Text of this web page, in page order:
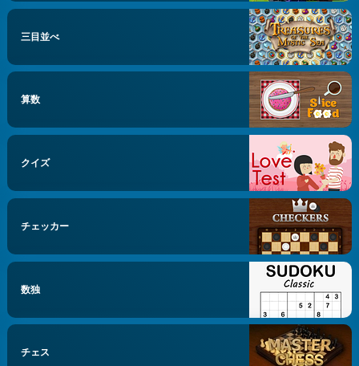
三目並べ
算数
クイズ
チェッカー
数独
チェス